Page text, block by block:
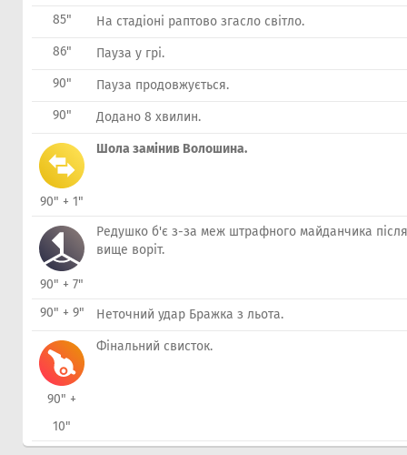
85"
На стадіоні раптово згасло світло.
86"
Пауза у грі.
90"
Пауза продовжується.
90"
Додано 8 хвилин.
90" + 1"
Шола замінив Волошина.
90" + 7"
Редушко б'є з-за меж штрафного майданчика
вище воріт.
90" + 9" Неточний удар Бражка з льота.
90" +
10"
Фінальний свисток.